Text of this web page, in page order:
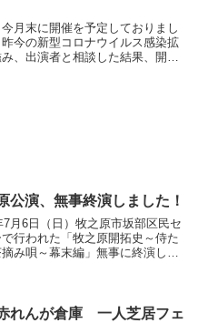
月末に開催を予定しておりまし
今の新型コロナウイルス感染拡
、出演者と相談した結果、開催
公演、無事終演しました！
7月6日（日）牧之原市坂部区民セ
行われた「牧之原開拓史～侍た
み唄～幕末編」無事に終演しま
きました牧...
れんが倉庫 一人芝居フェ